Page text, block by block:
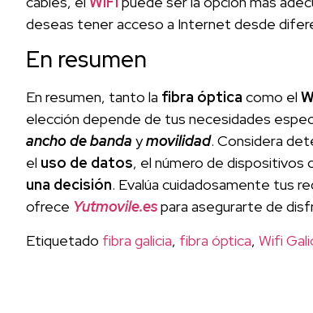
deseas tener acceso a Internet desde
En resumen
En resumen, tanto la fibra óptica como el
elección depende de tus necesidades
ancho de banda ymovilidad. Considera
el uso de datos, el número de
una decisión. Evalúa cuidadosamente tus
ofrece Yutmovile.espara asegurarte de
Etiquetado fibra galicia, fibra óptica, Wifi